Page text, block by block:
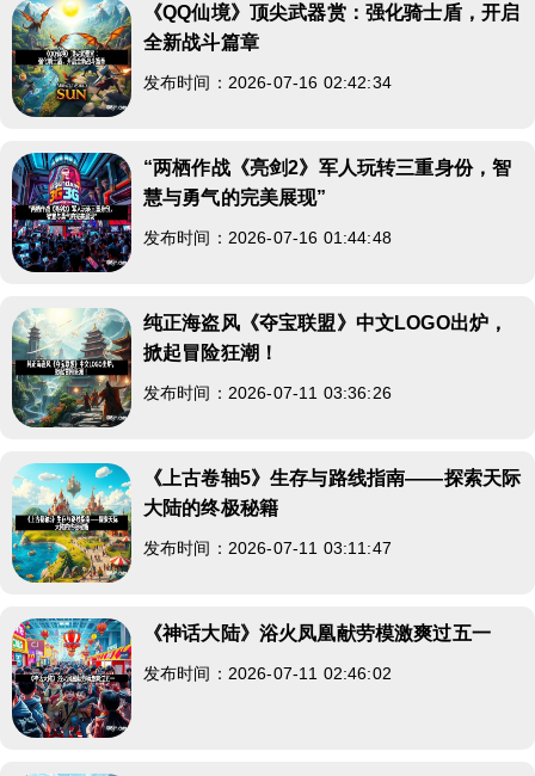
《QQ仙境》顶尖武器赏：强化骑士盾，开启
全新战斗篇章
发布时间：2026-07-16 02:42:34
“两栖作战《亮剑2》军人玩转三重身份，智
慧与勇气的完美展现”
发布时间：2026-07-16 01:44:48
纯正海盗风《夺宝联盟》中文LOGO出炉，
掀起冒险狂潮！
发布时间：2026-07-11 03:36:26
《上古卷轴5》生存与路线指南——探索天际
大陆的终极秘籍
发布时间：2026-07-11 03:11:47
《神话大陆》浴火凤凰献劳模激爽过五一
发布时间：2026-07-11 02:46:02